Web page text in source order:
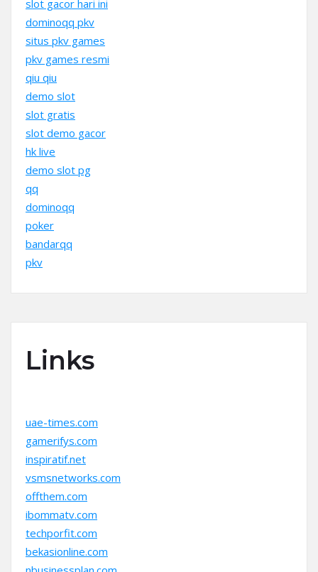
slot gacor hari ini
dominoqq pkv
situs pkv games
pkv games resmi
qiu qiu
demo slot
slot gratis
slot demo gacor
hk live
demo slot pg
qq
dominoqq
poker
bandarqq
pkv
Links
uae-times.com
gamerifys.com
inspiratif.net
vsmsnetworks.com
offthem.com
ibommatv.com
techporfit.com
bekasionline.com